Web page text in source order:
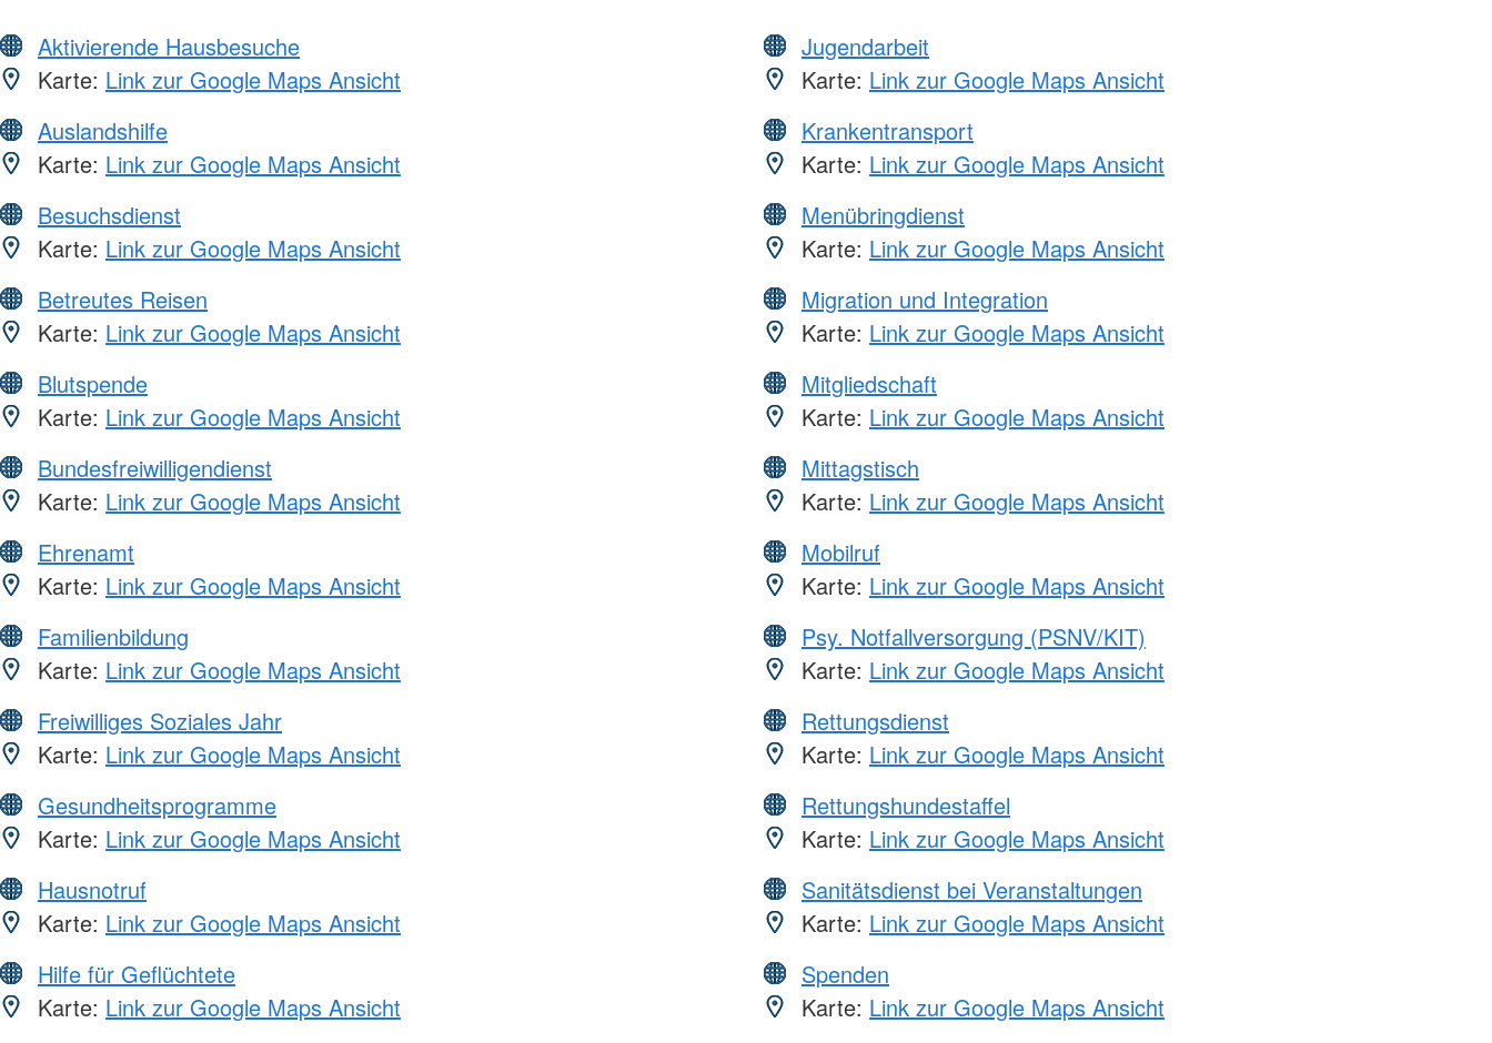
Aktivierende Hausbesuche
Karte: Link zur Google Maps Ansicht
Auslandshilfe
Karte: Link zur Google Maps Ansicht
Besuchsdienst
Karte: Link zur Google Maps Ansicht
Betreutes Reisen
Karte: Link zur Google Maps Ansicht
Blutspende
Karte: Link zur Google Maps Ansicht
Bundesfreiwilligendienst
Karte: Link zur Google Maps Ansicht
Ehrenamt
Karte: Link zur Google Maps Ansicht
Familienbildung
Karte: Link zur Google Maps Ansicht
Freiwilliges Soziales Jahr
Karte: Link zur Google Maps Ansicht
Gesundheitsprogramme
Karte: Link zur Google Maps Ansicht
Hausnotruf
Karte: Link zur Google Maps Ansicht
Hilfe für Geflüchtete
Karte: Link zur Google Maps Ansicht
Jugendarbeit
Karte: Link zur Google Maps Ansicht
Krankentransport
Karte: Link zur Google Maps Ansicht
Menübringdienst
Karte: Link zur Google Maps Ansicht
Migration und Integration
Karte: Link zur Google Maps Ansicht
Mitgliedschaft
Karte: Link zur Google Maps Ansicht
Mittagstisch
Karte: Link zur Google Maps Ansicht
Mobilruf
Karte: Link zur Google Maps Ansicht
Psy. Notfallversorgung (PSNV/KIT)
Karte: Link zur Google Maps Ansicht
Rettungsdienst
Karte: Link zur Google Maps Ansicht
Rettungshundestaffel
Karte: Link zur Google Maps Ansicht
Sanitätsdienst bei Veranstaltungen
Karte: Link zur Google Maps Ansicht
Spenden
Karte: Link zur Google Maps Ansicht